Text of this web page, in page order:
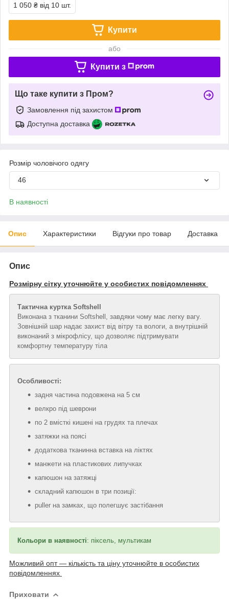
1 050 ₴ від 10 шт.
Купити
або
Купити з
Що таке купити з Пром?
Замовлення під захистом
Доступна доставка
Розмір чоловічого одягу
46
В наявності
Опис Характеристики Відгуки про товар Доставка
Опис
Розмірну сітку уточнюйте у особистих повідомленнях
Тактична куртка Softshell
Виконана з тканини Softshell, завдяки чому має легку вагу.
Зовнішній шар надає захист від вітру та вологи, а внутрішній
виконаний з мікрофлісу, що дозволяє підтримувати
комфортну температуру тіла
Особливості:
задня частина подовжена на 5 см
велкро під шеврони
по 2 вмісткі кишені на грудях та плечах
затяжки на поясі
додаткова тканинна вставка на ліктях
манжети на пластикових липучках
капюшон на затяжці
складний капюшон в три позиції:
puller на замках, що полегшує застібання
Кольори в наявності: піксель, мультикам
Можливий опт — кількість та ціну уточнюйте в особистих
повідомленнях
Приховати